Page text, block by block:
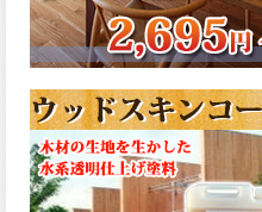
ーで希釈できる、使いやすさ
を追求したウレタン樹脂エナ
メル、弾性ファインウレタン
した。ご購入はこちらから。
2026.03.04
長年ご愛顧いただいている
「ラッカー塗料」に抗ウイル